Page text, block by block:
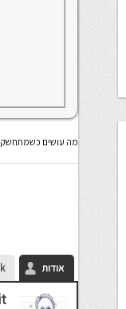
מה עושים כשמתחשק
אודות